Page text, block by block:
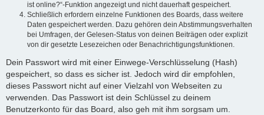
ist online?“-Funktion angezeigt und nicht dauerhaft gespeichert.
Schließlich erfordern einzelne Funktionen des Boards, dass weitere
Daten gespeichert werden. Dazu gehören dein Abstimmungsverhalten
bei Umfragen, der Gelesen-Status von deinen Beiträgen oder explizit
von dir gesetzte Lesezeichen oder Benachrichtigungsfunktionen.
Dein Passwort wird mit einer Einwege-Verschlüsselung (Hash)
gespeichert, so dass es sicher ist. Jedoch wird dir empfohlen,
dieses Passwort nicht auf einer Vielzahl von Webseiten zu
verwenden. Das Passwort ist dein Schlüssel zu deinem
Benutzerkonto für das Board, also geh mit ihm sorgsam um.